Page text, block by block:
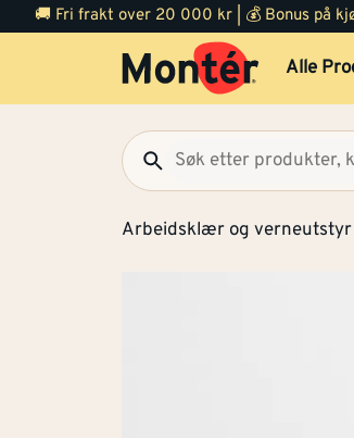
🚚 Fri frakt over 20 000 kr | 💰 Bonus på
Alle
Arbeidsklær og verneutstyr